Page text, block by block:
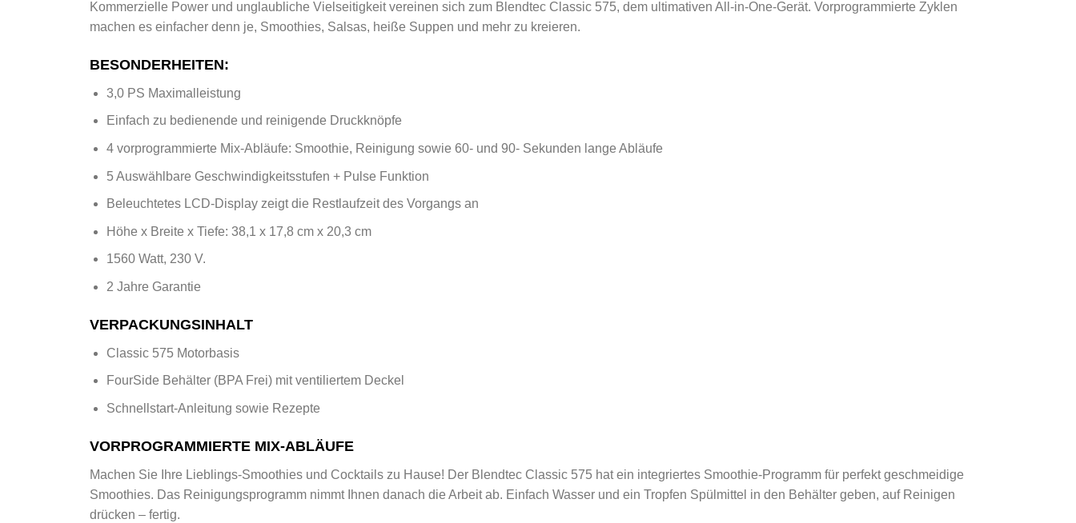
Kommerzielle Power und unglaubliche Vielseitigkeit vereinen sich zum Blendtec Classic 575, dem ultimativen All-in-One-Gerät. Vorprogrammierte Zyklen
machen es einfacher denn je, Smoothies, Salsas, heiße Suppen und mehr zu kreieren.
BESONDERHEITEN:
3,0 PS Maximalleistung
Einfach zu bedienende und reinigende Druckknöpfe
4 vorprogrammierte Mix-Abläufe: Smoothie, Reinigung sowie 60- und 90- Sekunden lange Abläufe
5 Auswählbare Geschwindigkeitsstufen + Pulse Funktion
Beleuchtetes LCD-Display zeigt die Restlaufzeit des Vorgangs an
Höhe x Breite x Tiefe: 38,1 x 17,8 cm x 20,3 cm
1560 Watt, 230 V.
2 Jahre Garantie
VERPACKUNGSINHALT
Classic 575 Motorbasis
FourSide Behälter (BPA Frei) mit ventiliertem Deckel
Schnellstart-Anleitung sowie Rezepte
VORPROGRAMMIERTE MIX-ABLÄUFE
Machen Sie Ihre Lieblings-Smoothies und Cocktails zu Hause! Der Blendtec Classic 575 hat ein integriertes Smoothie-Programm für perfekt geschmeidige
Smoothies. Das Reinigungsprogramm nimmt Ihnen danach die Arbeit ab. Einfach Wasser und ein Tropfen Spülmittel in den Behälter geben, auf Reinigen
drücken – fertig.